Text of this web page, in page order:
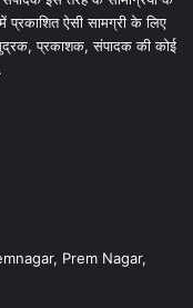
प्रकाशित ऐसी सामग्री के लिए
मुद्रक, प्रकाशक, संपादक की कोई
Prem Nagar,